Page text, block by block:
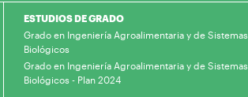
ESTUDIOS DE GRADO
Grado en Ingeniería Agroalimentaria y de Sistemas
Biológicos
Grado en Ingeniería Agroalimentaria y de Sistemas
Biológicos - Plan 2024